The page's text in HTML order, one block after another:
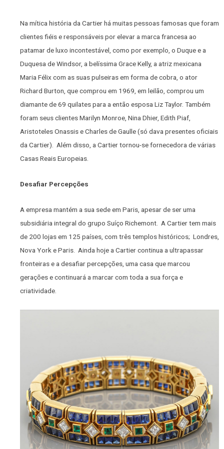
Na mítica história da Cartier há muitas pessoas famosas que foram
clientes fiéis e responsáveis por elevar a marca francesa ao
patamar de luxo incontestável, como por exemplo, o Duque e a
Duquesa de Windsor, a belíssima Grace Kelly, a atriz mexicana
Maria Félix com as suas pulseiras em forma de cobra, o ator
Richard Burton, que comprou em 1969, em leilão, comprou um
diamante de 69 quilates para a então esposa Liz Taylor. Também
foram seus clientes Marilyn Monroe, Nina Dhier, Edith Piaf,
Aristoteles Onassis e Charles de Gaulle (só dava presentes oficiais
da Cartier). Além disso, a Cartier tornou-se fornecedora de várias
Casas Reais Europeias.
Desafiar Percepções
A empresa mantém a sua sede em Paris, apesar de ser uma
subsidiária integral do grupo Suíço Richemont. A Cartier tem mais
de 200 lojas em 125 países, com três templos históricos; Londres,
Nova York e Paris. Ainda hoje a Cartier continua a ultrapassar
fronteiras e a desafiar percepções, uma casa que marcou
gerações e continuará a marcar com toda a sua força e
criatividade.